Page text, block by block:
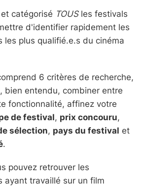
catégorisé TOUSles festivals
d'identifier rapidement les
les plus qualifié.e.s du cinéma
6 critères de recherche,
bien entendu, combiner entre
fonctionnalité, affinez votre
de festival, prix concouru,
sélection, pays du festival et
.
pouvez retrouver les
ayant travaillé sur un film